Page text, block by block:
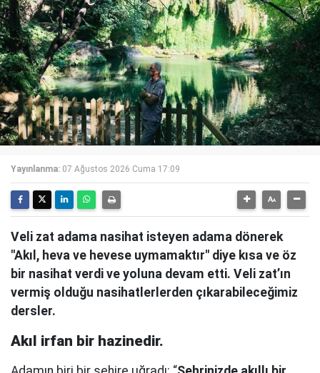
Yayınlanma: 07 Ağustos 2026 Cuma 17:09
Veli zat adama nasihat isteyen adama dönerek
"Akıl, heva ve hevese uymamaktır" diye kısa ve öz
bir nasihat verdi ve yoluna devam etti. Veli zat’ın
vermiş olduğu nasihatlerlerden çıkarabileceğimiz
dersler.
Akıl irfan bir hazinedir.